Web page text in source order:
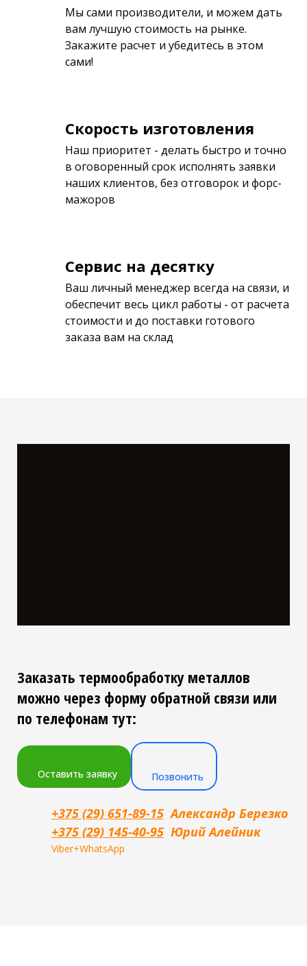
Мы сами производители, и можем дать
вам лучшую стоимость на рынке.
Закажите расчет и убедитесь в этом
сами!
Скорость изготовления
Наш приоритет - делать быстро и точно
в оговоренный срок исполнять заявки
наших клиентов, без отговорок и форс-
мажоров
Сервис на десятку
Ваш личный менеджер всегда на связи, и
обеспечит весь цикл работы - от расчета
стоимости и до поставки готового
заказа вам на склад
Заказать термообработку металлов
можно через форму обратной связи или
по телефонам тут:
Оставить заявку Позвонить
+375 (29) 651-89-15 Александр Березко
+375 (29) 145-40-95 Юрий Алейник
Viber+WhatsApp